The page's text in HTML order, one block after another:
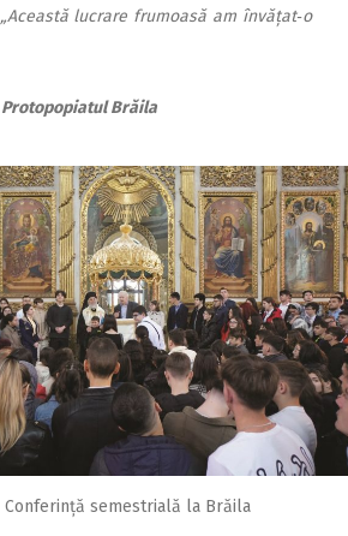
„Această lucrare frumoasă am învățat‑o
Protopopiatul Brăila
Conferință semestrială la Brăila